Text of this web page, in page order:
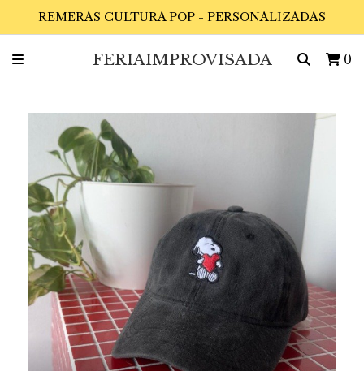
REMERAS CULTURA POP - PERSONALIZADAS
FERIAIMPROVISADA 0